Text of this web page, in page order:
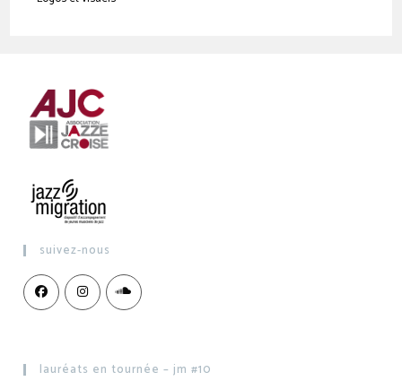
suivez-nous
lauréats en tournée – jm #10